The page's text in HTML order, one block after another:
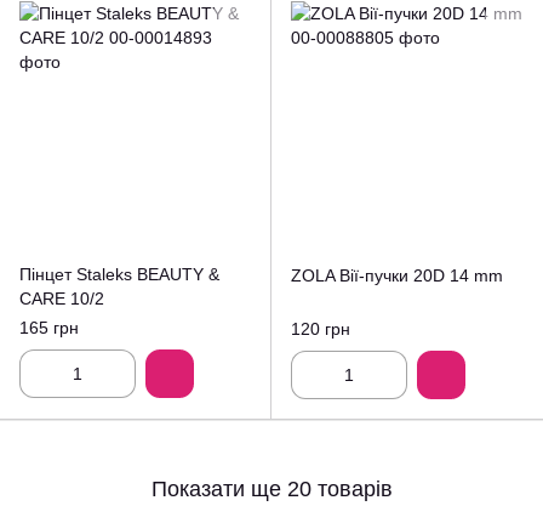
Пінцет Staleks BEAUTY &
CARE 10/2
165 грн
ZOLA Вії-пучки 20D 14 mm
120 грн
Показати ще 20 товарів